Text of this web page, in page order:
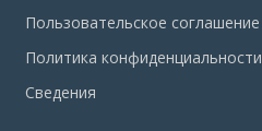
Пользовательское соглашение
Политика конфиденциальности
Сведения